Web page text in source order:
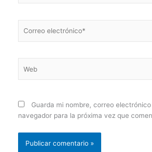
electrónico*
Guarda mi nombre, correo
navegador para la próxima vez que